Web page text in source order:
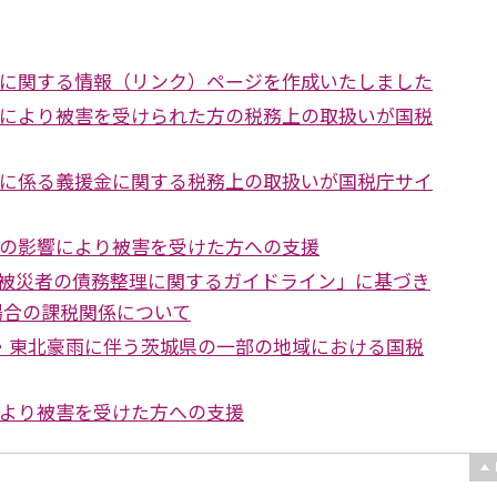
関する情報（リンク）ページを作成いたしました
より被害を受けられた方の税務上の取扱いが国税
係る義援金に関する税務上の取扱いが国税庁サイ
影響により被害を受けた方への支援
災者の債務整理に関するガイドライン」に基づき
の課税関係について
東北豪雨に伴う茨城県の一部の地域における国税
り被害を受けた方への支援